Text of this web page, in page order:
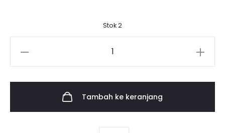
Stok 2
Tambah ke keranjang